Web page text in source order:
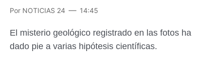
Por NOTICIAS 24 14:45
El misterio geológico registrado en las fotos ha
dado pie a varias hipótesis científicas.